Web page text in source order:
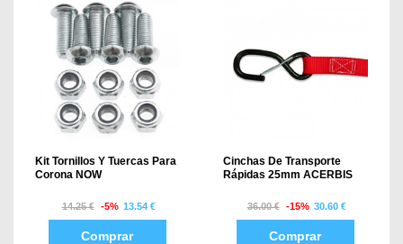
Kit Tornillos Y Tuercas Para
Corona NOW
14.25 € -5% 13.54 €
Comprar
Cinchas De Transporte
Rápidas 25mm ACERBIS
36.00 € -15% 30.60 €
Comprar